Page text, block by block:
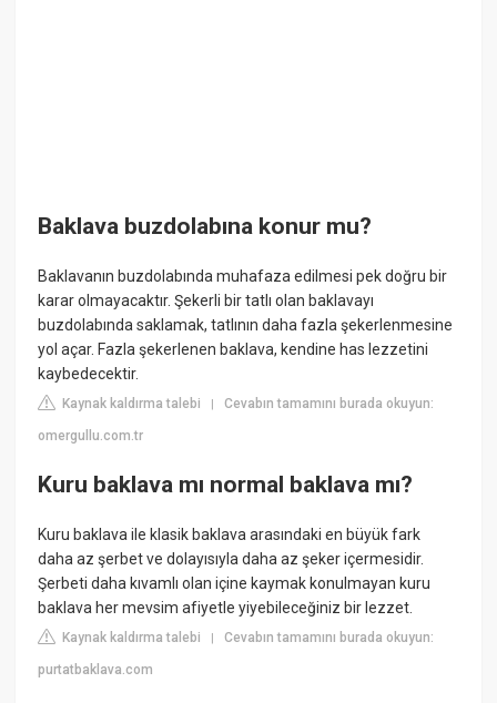
Baklava buzdolabına konur mu?
Baklavanın buzdolabında muhafaza edilmesi pek doğru bir
karar olmayacaktır. Şekerli bir tatlı olan baklavayı
buzdolabında saklamak, tatlının daha fazla şekerlenmesine
yol açar. Fazla şekerlenen baklava, kendine has lezzetini
kaybedecektir.
Kaynak kaldırma talebi |Cevabın tamamını burada okuyun:
omergullu.com.tr
Kuru baklava mı normal baklava mı?
Kuru baklava ile klasik baklava arasındaki en büyük fark
daha az şerbet ve dolayısıyla daha az şeker içermesidir.
Şerbeti daha kıvamlı olan içine kaymak konulmayan kuru
baklava her mevsim afiyetle yiyebileceğiniz bir lezzet.
Kaynak kaldırma talebi |Cevabın tamamını burada okuyun:
purtatbaklava.com